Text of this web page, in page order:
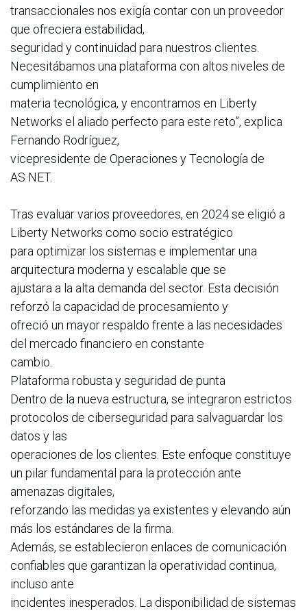
transaccionales nos exigía contar con un proveedor
que ofreciera estabilidad,
seguridad y continuidad para nuestros clientes.
Necesitábamos una plataforma con altos niveles de
cumplimiento en
materia tecnológica, y encontramos en Liberty
Networks el aliado perfecto para este reto”, explica
Fernando Rodríguez,
vicepresidente de Operaciones y Tecnología de
AS·NET.
Tras evaluar varios proveedores, en 2024 se eligió a
Liberty Networks como socio estratégico
para optimizar los sistemas e implementar una
arquitectura moderna y escalable que se
ajustara a la alta demanda del sector. Esta decisión
reforzó la capacidad de procesamiento y
ofreció un mayor respaldo frente a las necesidades
del mercado financiero en constante
cambio.
Plataforma robusta y seguridad de punta
Dentro de la nueva estructura, se integraron estrictos
protocolos de ciberseguridad para salvaguardar los
datos y las
operaciones de los clientes. Este enfoque constituye
un pilar fundamental para la protección ante
amenazas digitales,
reforzando las medidas ya existentes y elevando aún
más los estándares de la firma.
Además, se establecieron enlaces de comunicación
confiables que garantizan la operatividad continua,
incluso ante
incidentes inesperados. La disponibilidad de sistemas